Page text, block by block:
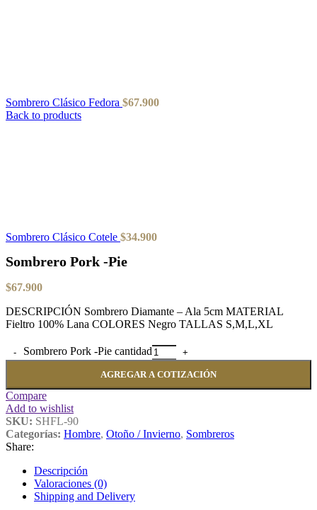
Sombrero Clásico Fedora $67.900
Back to products
Sombrero Clásico Cotele $34.900
Sombrero Pork -Pie
$67.900
DESCRIPCIÓN Sombrero Diamante – Ala 5cm MATERIAL
Fieltro 100% Lana COLORES Negro TALLAS S,M,L,XL
Sombrero Pork -Pie cantidad
AGREGAR A COTIZACIÓN
Compare
Add to wishlist
SKU: SHFL-90
Categorías: Hombre, Otoño / Invierno, Sombreros
Share:
Descripción
Valoraciones (0)
Shipping and Delivery